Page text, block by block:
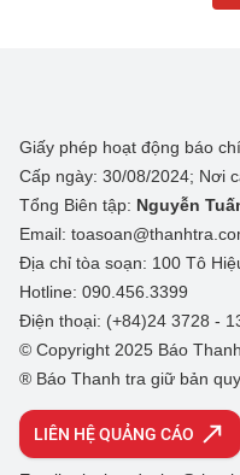
Giấy phép hoạt động báo
Cấp ngày: 30/08/2024; Nơi
Tổng Biên tập: Nguyễn
Email:
Địa chỉ tòa soạn: 100 Tô
Hotline: 090.456.3399
Điện thoại: (+84)24 3728 -
© Copyright 2025 Báo
® Báo Thanh tra giữ bản
LIÊN HỆ QUẢNG CÁO